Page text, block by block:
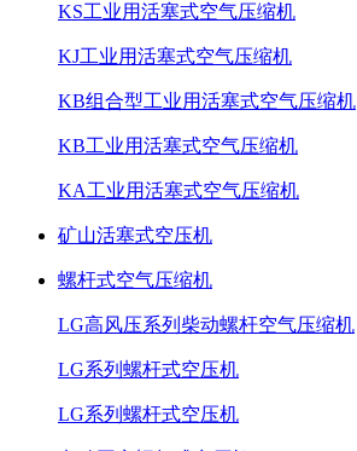
KS工业用活塞式空气压缩机
KJ工业用活塞式空气压缩机
KB组合型工业用活塞式空气压缩机
KB工业用活塞式空气压缩机
KA工业用活塞式空气压缩机
矿山活塞式空压机
螺杆式空气压缩机
LG高风压系列柴动螺杆空气压缩机
LG系列螺杆式空压机
LG系列螺杆式空压机